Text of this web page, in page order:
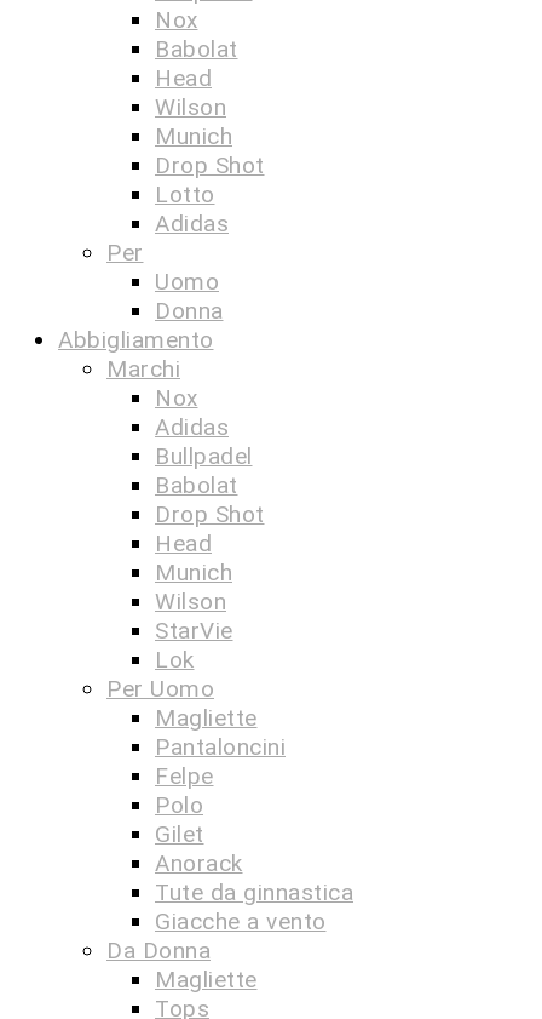
Nox
Babolat
Head
Wilson
Munich
Drop Shot
Lotto
Adidas
Per
Uomo
Donna
Abbigliamento
Marchi
Nox
Adidas
Bullpadel
Babolat
Drop Shot
Head
Munich
Wilson
StarVie
Lok
Per Uomo
Magliette
Pantaloncini
Felpe
Polo
Gilet
Anorack
Tute da ginnastica
Giacche a vento
Da Donna
Magliette
Tops